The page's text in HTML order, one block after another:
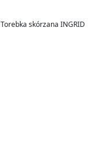
Torebka skórzana INGRID